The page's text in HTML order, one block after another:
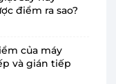
điểm ra sao?
của máy
và gián tiếp